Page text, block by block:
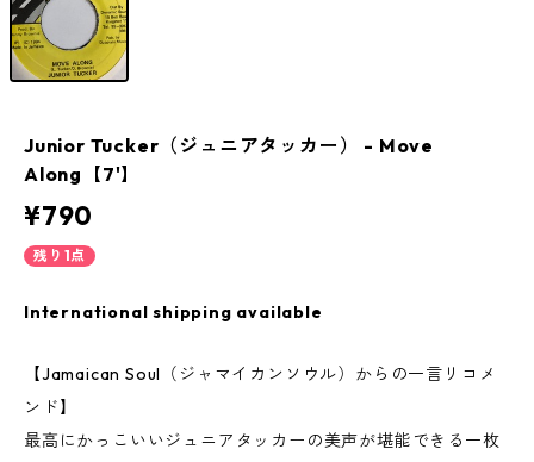
Junior Tucker（ジュニアタッカー） - Move
Along【7'】
¥790
残り1点
International shipping available
【Jamaican Soul（ジャマイカンソウル）からの一言リコメ
ンド】
最高にかっこいいジュニアタッカーの美声が堪能できる一枚